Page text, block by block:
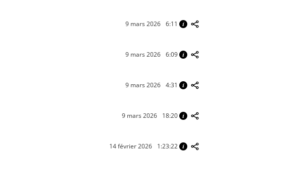
9 mars 2026 6:11
9 mars 2026 6:09
9 mars 2026 4:31
9 mars 2026 18:20
14 février 2026 1:23:22